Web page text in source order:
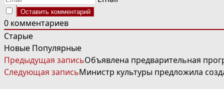
0 комментариев
Старые
Новые Популярные
ЧИТАТЬ
ДАЛЕЕ
СТАТЬИ
Предыдущая записьОбъявлена предварительная
Следующая записьМинистр культуры предложила